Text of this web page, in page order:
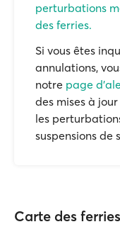
perturbations
des ferries.
Si vous êtes
annulations,
notre page
des mises à
les
suspensions de
Carte des ferries